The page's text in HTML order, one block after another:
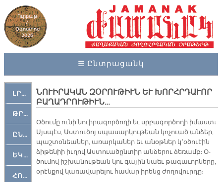
Ուրբաթ
7,
Օգոստոս
2026
☰ Ընտրացանկ
ԼՐԱՀՈՍ
ԹՐՔԱՀԱՅ ԿԵԱՆՔ
ԸՆԿԵՐԱՄՇԱԿՈՒԹԱՅԻՆ
ԵԿԵՂԵՑԱԿԱՆ
ՀՈԳԵՄՏԱՒՈՐ
ՆՈՒԻՐԱԿԱՆ ԶՕՐՈՒԹԻՒՆ ԵՒ ԽՈՐՀՐԴԱՒՈՐ
ԲԱՂԱԴՐՈՒԹԻՒՆ…
Օ­ծու­մը ու­նի նուի­րա­գոր­ծո­ղի եւ սրբա­գոր­ծո­ղի ի­մաստ։
Այս­պէս, Աս­տու­ծոյ սպա­սար­կու­թեան կո­չուած ան­ձեր,
պաշ­տօ­նեա­ներ, ա­ռար­կա­ներ եւ ա­նօթ­ներ կ՚օ­ծուէին
ձի­թե­նիի իւ­ղով Աս­տուա­ծըն­տիր ան­ձե­րու ձե­ռամբ։ Օ­
ծու­մով իշ­խա­նու­թեան կու գա­յին նաեւ թա­գա­ւոր­նե­րը,
օ­րէն­քով կա­ռա­վա­րե­լու հա­մար ի­րենց ժո­ղո­վուր­դը։